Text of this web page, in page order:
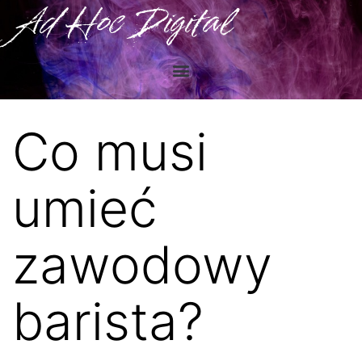
Ad Hoc Digital
Co musi
umieć
zawodowy
barista?